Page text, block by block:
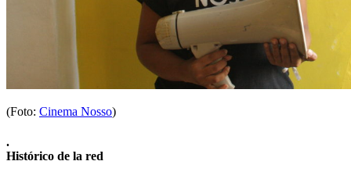
(Foto: Cinema Nosso)
.
Histórico de la red